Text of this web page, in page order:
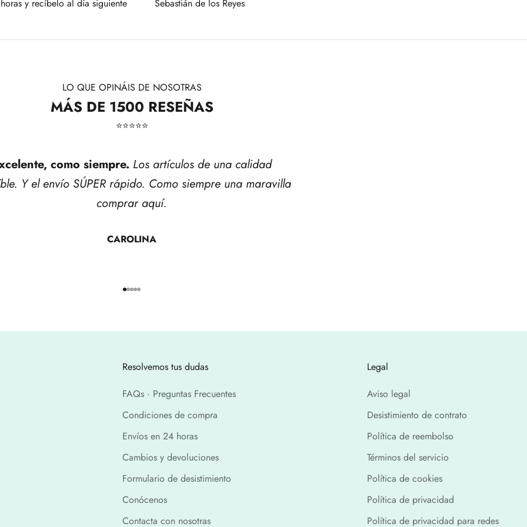
horas y recíbelo al día siguiente Sebastián de los Reyes
LO QUE OPINÁIS DE NOSOTRAS
MÁS DE 1500 RESEÑAS
⭐​⭐​⭐​⭐​⭐​
como siempre. Los artículos de una calidad
Y el envío SÚPER rápido. Como siempre una maravilla
comprar aquí.
CAROLINA
Ir al artículo 1
Ir al artículo 2
Ir al artículo 3
Ir al artículo 4
Ir al artículo 5
Resolvemos tus dudas
FAQs · Preguntas Frecuentes
Condiciones de compra
Envíos en 24 horas
Cambios y devoluciones
Formulario de desistimiento
Conócenos
Contacta con nosotras
Legal
Aviso legal
Desistimiento de contrato
Política de reembolso
Términos del servicio
Política de cookies
Política de privacidad
Política de privacidad para redes